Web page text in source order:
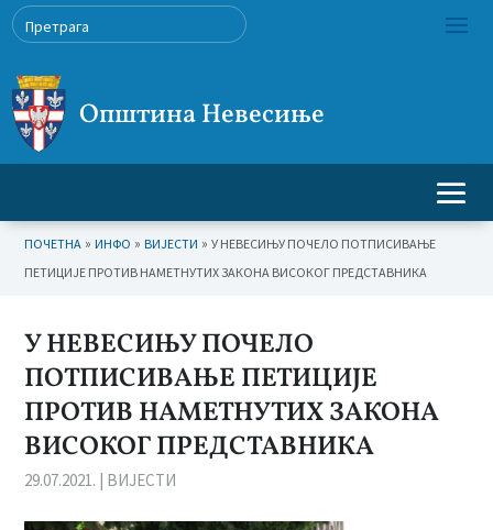
Општина Невесиње
ПОЧЕТНА » ИНФО » ВИЈЕСТИ »У НЕВЕСИЊУ ПОЧЕЛО ПОТПИСИВАЊЕ
ПЕТИЦИЈЕ ПРОТИВ НАМЕТНУТИХ ЗАКОНА ВИСОКОГ ПРЕДСТАВНИКА
У НЕВЕСИЊУ ПОЧЕЛО
ПОТПИСИВАЊЕ ПЕТИЦИЈЕ
ПРОТИВ НАМЕТНУТИХ ЗАКОНА
ВИСОКОГ ПРЕДСТАВНИКА
29.07.2021. | ВИЈЕСТИ